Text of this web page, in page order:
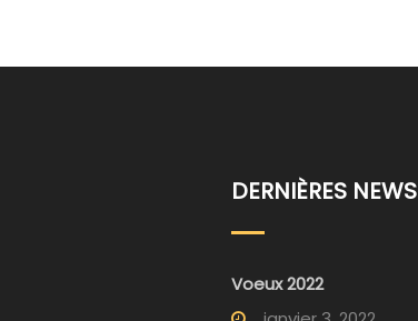
DERNIÈRES NEWS
Voeux 2022